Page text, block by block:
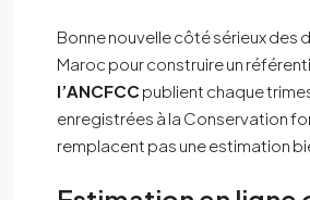
Bonne nouvelle côté sérieux des
Maroc pour construire un
l’ANCFCC publient chaque
enregistrées à la Conservation
remplacent pas une estimation